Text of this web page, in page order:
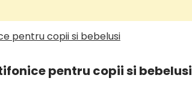
pentru copii si bebelusi
pentru copii si bebelusi